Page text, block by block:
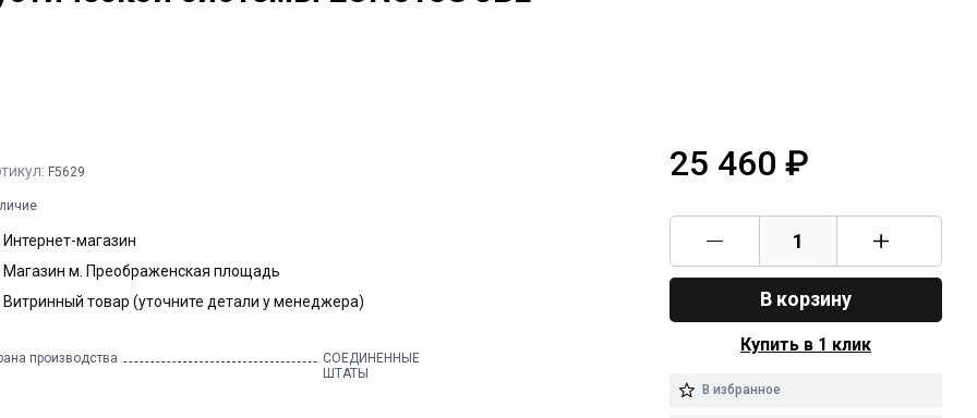
F5629
Интернет-магазин
Магазин м. Преображенская площадь
Витринный товар (уточните детали у менеджера)
производства
СОЕДИНЕННЫЕ
ШТАТЫ
25 460 ₽
В корзину
Купить в 1 клик
В избранное